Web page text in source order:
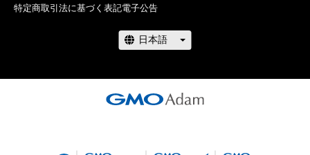
adam.jp/guide/howto-airdrop/index.html
※無料プレゼントは上限に達した場合、配布終了いたします。
特定商取引法に基づく表記電子公告